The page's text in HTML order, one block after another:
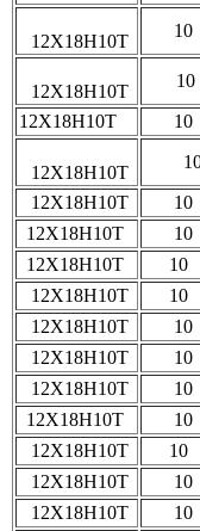
12Х18Н10Т
10
12Х18Н10Т
12Х18Н10Т
10
12Х18Н10Т
12Х18Н10Т
10
12Х18Н10Т
10
12Х18Н10Т
10
12Х18Н10Т
10
12Х18Н10Т
10
12Х18Н10Т
10
12Х18Н10Т
10
12Х18Н10Т
10
12Х18Н10Т
10
12Х18Н10Т
10
12Х18Н10Т
10